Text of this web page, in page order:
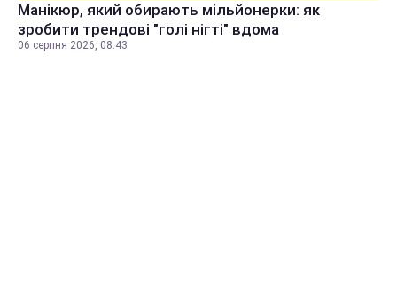
Манікюр, який обирають мільйонерки: як
зробити трендові "голі нігті" вдома
06 серпня 2026, 08:43